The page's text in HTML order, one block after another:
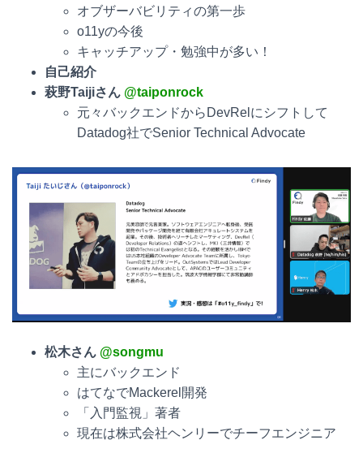
オブザーバビリティの第一歩
o11yの今後
キャッチアップ・勉強中が多い！
自己紹介
萩野Taijiさん @taiponrock
元々バックエンドからDevRelにシフトして
Datadog社でSenior Technical Advocate
松木さん @songmu
主にバックエンド
はてなでMackerel開発
「入門監視」著者
現在は株式会社ヘンリーでチーフエンジニア